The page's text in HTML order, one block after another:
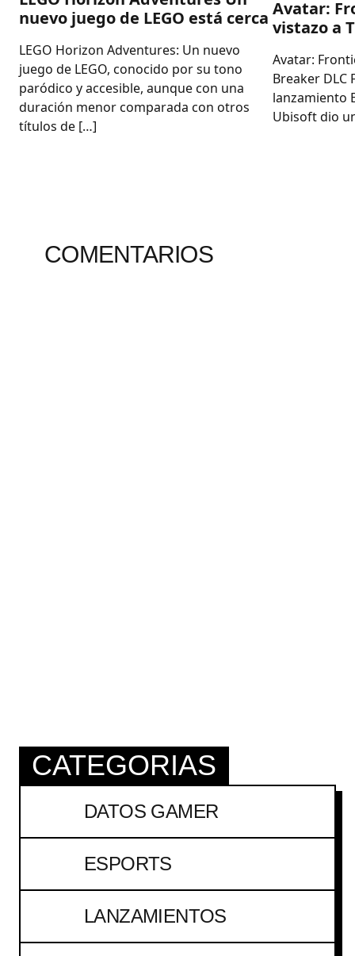
nuevo juego de LEGO está cerca
LEGO Horizon Adventures: Un nuevo
juego de LEGO, conocido por su tono
paródico y accesible, aunque con una
duración menor comparada con otros
títulos de […]
Avatar:
vistazo a
Avatar:
Breaker DLC
lanzamiento
Ubisoft dio
COMENTARIOS
CATEGORIAS
DATOS GAMER
ESPORTS
LANZAMIENTOS